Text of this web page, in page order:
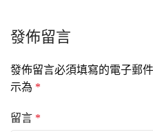
發佈留言
發佈留言必須填寫的電子郵
示為 *
留言 *